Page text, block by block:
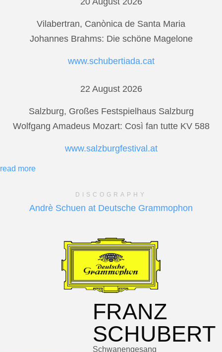
Vilabertran, Canònica de Santa Maria
Johannes Brahms: Die schöne Magelone
www.schubertiada.cat
22 August 2026
Salzburg, Großes Festspielhaus Salzburg
Wolfgang Amadeus Mozart: Così fan tutte KV 588
www.salzburgfestival.at
read more
DISCOGRAPHY
Andrè Schuen at Deutsche Grammophon
FRANZ
SCHUBERT
Schwanengesang